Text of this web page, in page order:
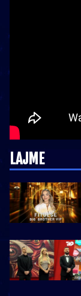
LAJME